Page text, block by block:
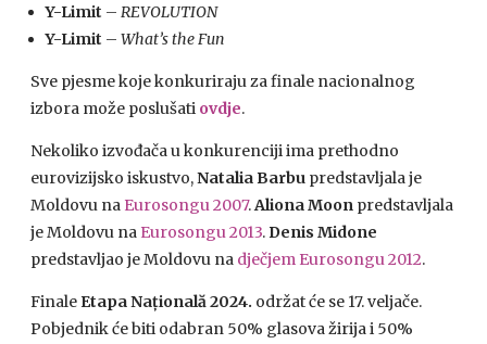
Y-Limit – REVOLUTION
Y-Limit – What’s the Fun
Sve pjesme koje konkuriraju za finale nacionalnog
izbora može poslušati ovdje.
Nekoliko izvođača u konkurenciji ima prethodno
eurovizijsko iskustvo,Natalia Barbu predstavljala je
Moldovu na Eurosongu 2007.Aliona Moon predstavljala
je Moldovu na Eurosongu 2013. Denis Midone
predstavljao je Moldovu na dječjem Eurosongu 2012.
Finale Etapa Națională 2024. održat će se 17. veljače.
Pobjednik će biti odabran 50% glasova žirija i 50%